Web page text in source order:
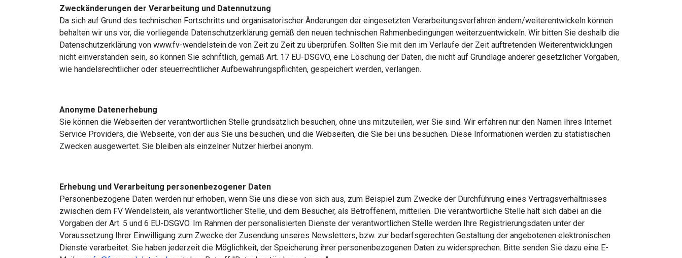
Zweckänderungen der Verarbeitung und Datennutzung
Da sich auf Grund des technischen Fortschritts und organisatorischer Änderungen der eingesetzten Verarbeitungsverfahren ändern/weiterentwickeln können
behalten wir uns vor, die vorliegende Datenschutzerklärung gemäß den neuen technischen Rahmenbedingungen weiterzuentwickeln. Wir bitten Sie deshalb die
Datenschutzerklärung von www.fv-wendelstein.de von Zeit zu Zeit zu überprüfen. Sollten Sie mit den im Verlaufe der Zeit auftretenden Weiterentwicklungen
nicht einverstanden sein, so können Sie schriftlich, gemäß Art. 17 EU-DSGVO, eine Löschung der Daten, die nicht auf Grundlage anderer gesetzlicher Vorgaben,
wie handelsrechtlicher oder steuerrechtlicher Aufbewahrungspflichten, gespeichert werden, verlangen.
Anonyme Datenerhebung
Sie können die Webseiten der verantwortlichen Stelle grundsätzlich besuchen, ohne uns mitzuteilen, wer Sie sind. Wir erfahren nur den Namen Ihres Internet
Service Providers, die Webseite, von der aus Sie uns besuchen, und die Webseiten, die Sie bei uns besuchen. Diese Informationen werden zu statistischen
Zwecken ausgewertet. Sie bleiben als einzelner Nutzer hierbei anonym.
Erhebung und Verarbeitung personenbezogener Daten
Personenbezogene Daten werden nur erhoben, wenn Sie uns diese von sich aus, zum Beispiel zum Zwecke der Durchführung eines Vertragsverhältnisses
zwischen dem FV Wendelstein, als verantwortlicher Stelle, und dem Besucher, als Betroffenem, mitteilen. Die verantwortliche Stelle hält sich dabei an die
Vorgaben der Art. 5 und 6 EU-DSGVO. Im Rahmen der personalisierten Dienste der verantwortlichen Stelle werden Ihre Registrierungsdaten unter der
Voraussetzung Ihrer Einwilligung zum Zwecke der Zusendung unseres Newsletters, bzw. zur bedarfsgerechten Gestaltung der angebotenen elektronischen
Dienste verarbeitet. Sie haben jederzeit die Möglichkeit, der Speicherung ihrer personenbezogenen Daten zu widersprechen. Bitte senden Sie dazu eine E-